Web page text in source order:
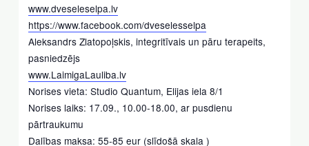
www.dveseleselpa.lv
https://www.facebook.com/dveselesselpa
Aleksandrs Zlatopoļskis, integritīvais un pāru terapeits,
pasniedzējs
www.LaimigaLauliba.lv
Norises vieta: Studio Quantum, Elijas iela 8/1
Norises laiks: 17.09., 10.00-18.00, ar pusdienu
pārtraukumu
Dalības maksa: 55-85 eur (slīdošā skala )